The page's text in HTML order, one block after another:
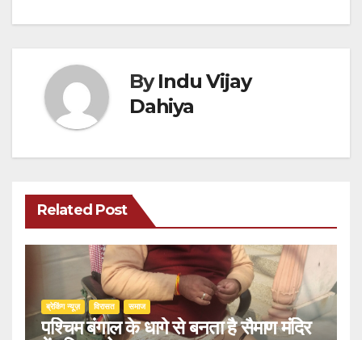
ByIndu Vijay
Dahiya
Related Post
ब्रेकिंग न्यूज़ ‍‍विरासत समाज
पश्चिम बंगाल के धागे से बनता है सैमाण मंदिर